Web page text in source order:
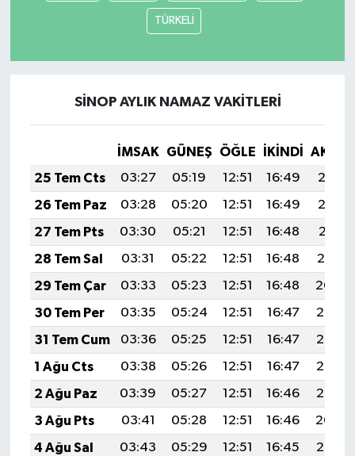
TÜRKELİ
SİNOP AYLIK NAMAZ VAKITLERI
İMSAK GÜNEŞ ÖĞLE İKINDI
25 Tem Cts
03:27 05:19 12:51 16:49
20:13
26 Tem Paz
03:28 05:20 12:51 16:49
20:12
27 Tem Pts
03:30 05:21 12:51 16:48
20:11
28 Tem Sal
03:31 05:22 12:51 16:48
20:10
29 Tem Çar
03:33 05:23 12:51 16:48
20:09
30 Tem Per
03:35 05:24 12:51 16:47
20:08
31 Tem Cum
03:36 05:25 12:51 16:47
20:07
1 Ağu Cts
03:38 05:26 12:51 16:47
20:06
2 Ağu Paz
03:39 05:27 12:51 16:46
20:05
3 Ağu Pts
03:41 05:28 12:51 16:46
20:04
4 Ağu Sal
03:43 05:29 12:51 16:45
20:03